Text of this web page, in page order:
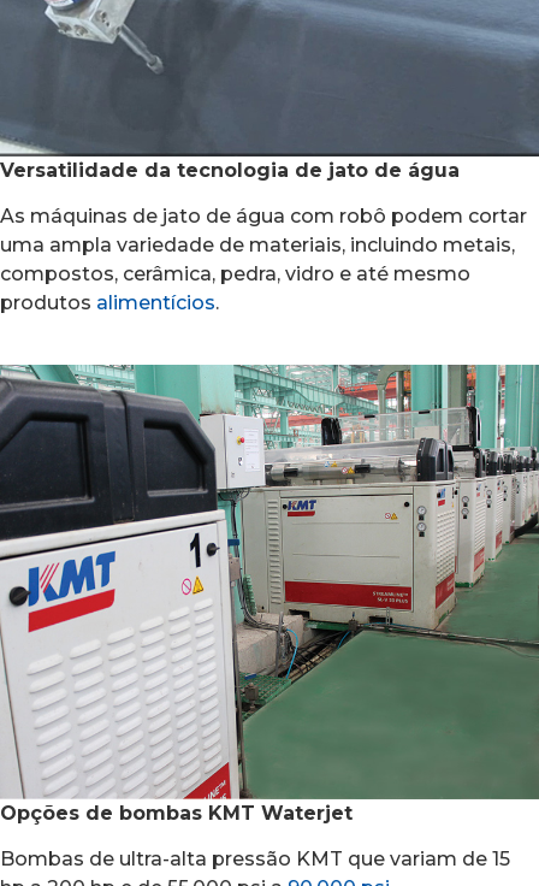
Versatilidade da tecnologia de jato de água
As máquinas de jato de água com robô podem cortar
uma ampla variedade de materiais, incluindo metais,
compostos, cerâmica, pedra, vidro e até mesmo
produtos alimentícios.
Opções de bombas KMT Waterjet
Bombas de ultra-alta pressão KMT que variam de 15